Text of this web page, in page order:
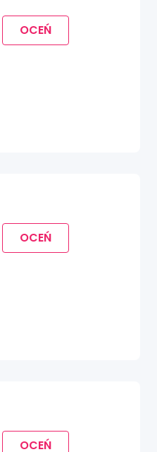
OCEŃ
OCEŃ
OCEŃ